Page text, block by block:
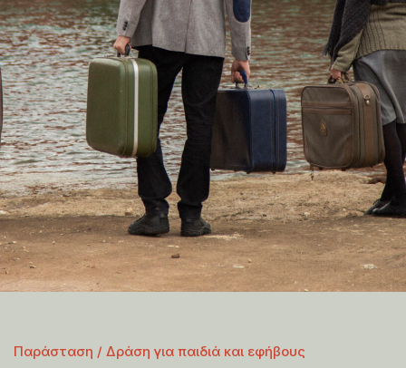
Παράσταση / Δράση για παιδιά και εφήβους